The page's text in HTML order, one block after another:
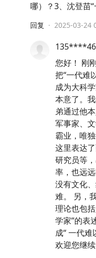
哪）？3、沈登苗“
回复 · 2025-03-24
您好！ 刚
把“一代难
成为大科
本意了。
弟通过他
军事家、
霸业，唯
这里表达
研究员等
率，也远
没有文化
难。 另，
理论也包
学家”的表
成“ 一代
欢迎您继续